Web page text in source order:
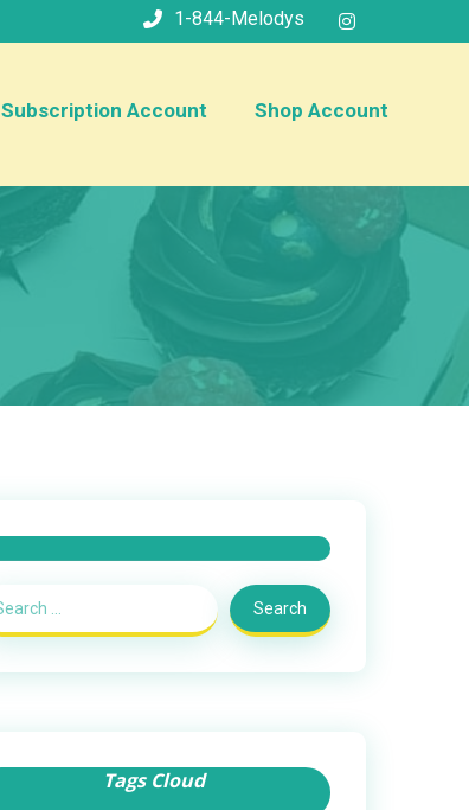
1-844-Melodys
Subscription Account Shop Account
Search
Tags Cloud